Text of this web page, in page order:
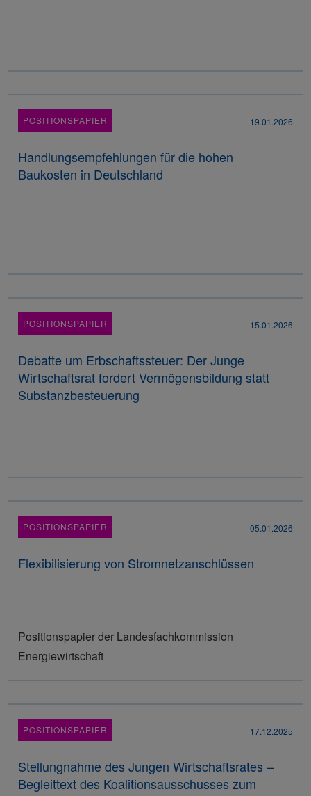
POSITIONSPAPIER 19.01.2026
Handlungsempfehlungen für die hohen
Baukosten in Deutschland
POSITIONSPAPIER 15.01.2026
Debatte um Erbschaftssteuer: Der Junge
Wirtschaftsrat fordert Vermögensbildung statt
Substanzbesteuerung
POSITIONSPAPIER 05.01.2026
Flexibilisierung von Stromnetzanschlüssen
Positionspapier der Landesfachkommission
Energiewirtschaft
POSITIONSPAPIER 17.12.2025
Stellungnahme des Jungen Wirtschaftsrates –
Begleittext des Koalitionsausschusses zum